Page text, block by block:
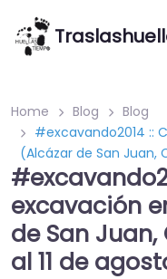
Home Blog
Blog
#excavando2014 ::
(Alcázar de San Juan,
excavación
de San Juan,
al 11 de